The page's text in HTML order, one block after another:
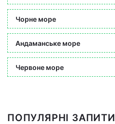
Чорне море
Андаманське море
Червоне море
ПОПУЛЯРНІ ЗАПИТИ